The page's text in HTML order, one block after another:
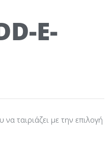
E-
ταιριάζει με την επιλογή